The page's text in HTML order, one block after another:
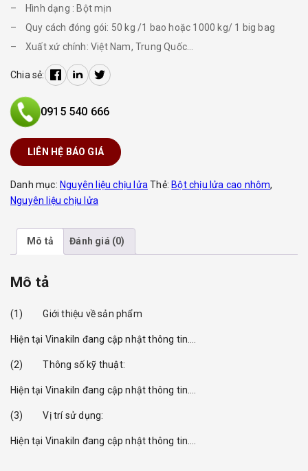
– Hình dạng : Bột mịn
– Quy cách đóng gói: 50 kg /1 bao hoặc 1000 kg/ 1 big bag
– Xuất xứ chính: Việt Nam, Trung Quốc…
Chia sẻ:
0915 540 666
LIÊN HỆ BÁO GIÁ
Danh mục: Nguyên liệu chịu lửa Thẻ: Bột chịu lửa cao nhôm,
Nguyên liệu chịu lửa
Mô tả Đánh giá (0)
Mô tả
(1) Giới thiệu về sản phẩm
Hiện tại Vinakiln đang cập nhật thông tin….
(2) Thông số kỹ thuật:
Hiện tại Vinakiln đang cập nhật thông tin….
(3) Vị trí sử dụng:
Hiện tại Vinakiln đang cập nhật thông tin….